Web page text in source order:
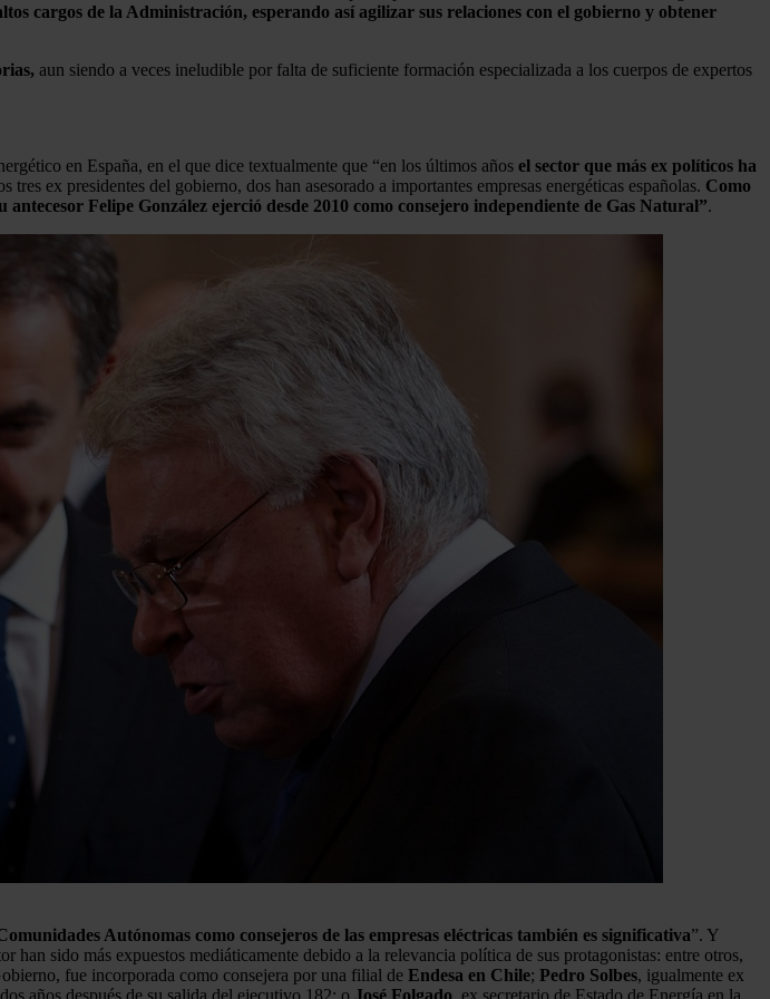
cargos de la Administración, esperando así agilizar sus relaciones con el gobierno y obtener
aun siendo a veces ineludible por falta de suficiente formación especializada a los cuerpos de expertos
en España, en el que dice textualmente que “en los últimos años el sector que más ex políticos ha
tres ex presidentes del gobierno, dos han asesorado a importantes empresas energéticas españolas. Como
Felipe González ejerció desde 2010 como consejero independiente de Gas Natural”.
Autónomas como consejeros de las empresas eléctricas también es significativa”. Y
sido más expuestos mediáticamente debido a la relevancia política de sus protagonistas: entre otros,
fue incorporada como consejera por una filial de Endesa en Chile; Pedro Solbes, igualmente ex
años después de su salida del ejecutivo 182; o José Folgado , ex secretario de Estado de Energía en la